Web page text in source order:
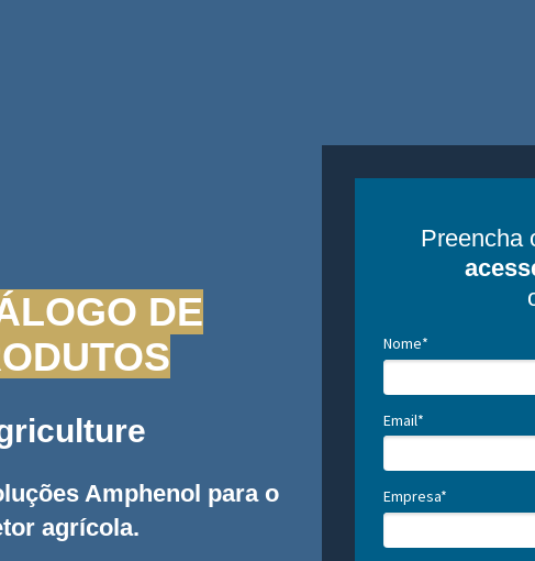
DE
Amphenol para o
agrícola.
Preencha
Nome*
Email*
Empresa*